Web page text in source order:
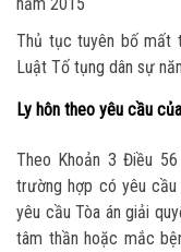
Thủ tục tuyên bố mất
Luật Tố tụng dân sự
Ly hôn theo yêu cầu
Theo Khoản 3 Điều
trường hợp có yêu
yêu cầu Tòa án giải
tâm thần hoặc mắc